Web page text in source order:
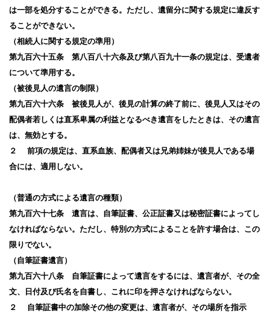
は一部を処分することができる。ただし、遺留分に関する規定に違反す
ることができない。
（相続人に関する規定の準用）
第九百六十五条 第八百八十六条及び第八百九十一条の規定は、受遺者
について準用する。
（被後見人の遺言の制限）
第九百六十六条 被後見人が、後見の計算の終了前に、後見人又はその
配偶者若しくは直系卑属の利益となるべき遺言をしたときは、その遺言
は、無効とする。
２ 前項の規定は、直系血族、配偶者又は兄弟姉妹が後見人である場
合には、適用しない。
（普通の方式による遺言の種類）
第九百六十七条 遺言は、自筆証書、公正証書又は秘密証書によってし
なければならない。ただし、特別の方式によることを許す場合は、この
限りでない。
（自筆証書遺言）
第九百六十八条 自筆証書によって遺言をするには、遺言者が、その全
文、日付及び氏名を自書し、これに印を押さなければならない。
２ 自筆証書中の加除その他の変更は、遺言者が、その場所を指示